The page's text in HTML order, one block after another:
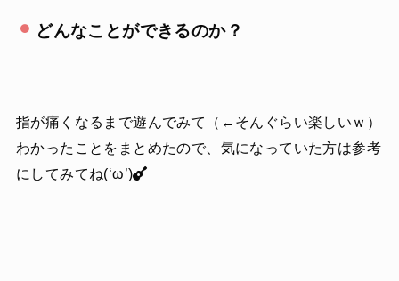
どんなことができるのか？
指が痛くなるまで遊んでみて（←そんぐらい楽しいｗ）
わかったことをまとめたので、気になっていた方は参考
にしてみてね(‘ω’)